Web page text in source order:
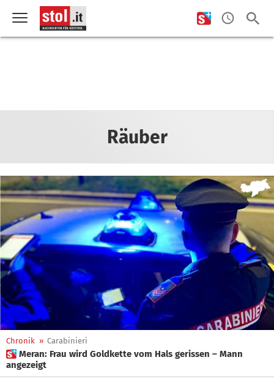
Räuber
Chronik » Carabinieri
 Meran: Frau wird Goldkette vom Hals gerissen – Mann
angezeigt